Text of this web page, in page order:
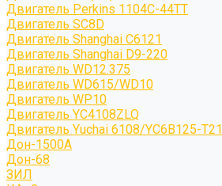
Двигатель Perkins 1104C-44TT
Двигатель SC8D
Двигатель Shanghai C6121
Двигатель Shanghai D9-220
Двигатель WD12.375
Двигатель WD615/WD10
Двигатель WP10
Двигатель YC4108ZLQ
Двигатель Yuchai 6108/YC6B125-T21
Дон-1500А
Дон-68
ЗИЛ